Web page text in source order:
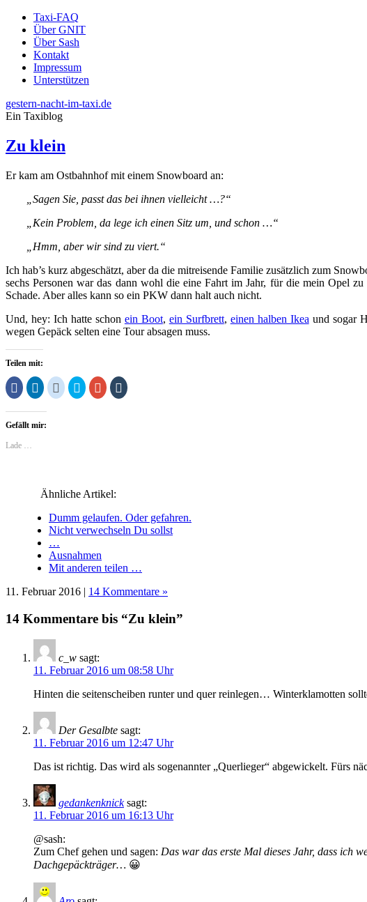
Taxi-FAQ
Über GNIT
Über Sash
Kontakt
Impressum
Unterstützen
gestern-nacht-im-taxi.de
Ein Taxiblog
Zu klein
Er kam am Ostbahnhof mit einem Snowboard an:
„Sagen Sie, passt das bei ihnen vielleicht …?“
„Kein Problem, da lege ich einen Sitz um, und schon …“
„Hmm, aber wir sind zu viert.“
Ich hab’s kurz abgeschätzt, aber da die mitreisende Familie zusätzlich zum
sechs Personen war das dann wohl die eine Fahrt im Jahr, für die mein Opel
Schade. Aber alles kann so ein PKW dann halt auch nicht.
Und, hey: Ich hatte schon ein Boot, ein Surfbrett, einen halben Ikea und sogar
wegen Gepäck selten eine Tour absagen muss.
Teilen mit:
Klick,
um
Facebook
teilen
in
neuem
Klick,
um
LinkedIn
teilen
Klick,
um
Klick,
um
über
Zum
Teilen
Klick,
um
Gefällt mir:
Lade …
Ähnliche Artikel:
Dumm gelaufen. Oder gefahren.
Nicht verwechseln Du sollst
…
Ausnahmen
Mit anderen teilen …
11. Februar 2016 | 14 Kommentare »
14 Kommentare bis “Zu klein”
c_w sagt:
11. Februar 2016 um 08:58 Uhr
Hinten die seitenscheiben runter und quer reinlegen… Winterklamotten
Der Gesalbte sagt:
11. Februar 2016 um 12:47 Uhr
Das ist richtig. Das wird als sogenannter „Querlieger“ abgewickelt. Fürs
gedankenknick sagt:
11. Februar 2016 um 16:13 Uhr
@sash:
Zum Chef gehen und sagen: Das war das erste Mal dieses Jahr, dass ich
Dachgepäckträger… 😀